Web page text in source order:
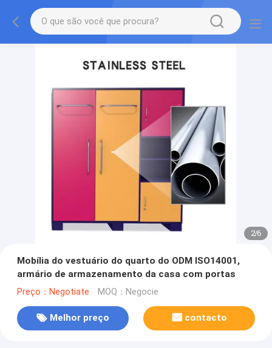
2/6
Mobília do vestuário do quarto do ODM ISO14001,
armário de armazenamento da casa com portas
Preço：Negotiate MOQ：Negocie
Melhor preço contacto